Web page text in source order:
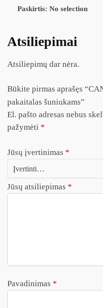
Paskirtis: No selection
Atsiliepimai
Atsiliepimų dar nėra.
Būkite pirmas aprašęs
pakaitalas šuniukams”
El. pašto adresas nebus
pažymėti *
Jūsų įvertinimas *
Jūsų atsiliepimas *
Pavadinimas *